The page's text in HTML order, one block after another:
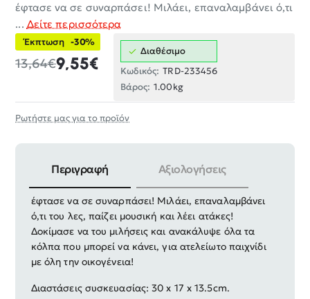
έφτασε να σε συναρπάσει! Μιλάει, επαναλαμβάνει ό,τι
... Δείτε περισσότερα
Έκπτωση -30%
9,55€
13,64€
Διαθέσιμο
Κωδικός: TRD-233456
Βάρος: 1.00kg
Ρωτήστε μας για το προϊόν
Περιγραφή Αξιολογήσεις
O αγαπημένος Γάτος όλων των παιδιών Talking Tom
έφτασε να σε συναρπάσει! Μιλάει, επαναλαμβάνει
ό,τι του λες, παίζει μουσική και λέει ατάκες!
Δοκίμασε να του μιλήσεις και ανακάλυψε όλα τα
κόλπα που μπορεί να κάνει, για ατελείωτο παιχνίδι
με όλη την οικογένεια!
Διαστάσεις συσκευασίας: 30 x 17 x 13.5cm.